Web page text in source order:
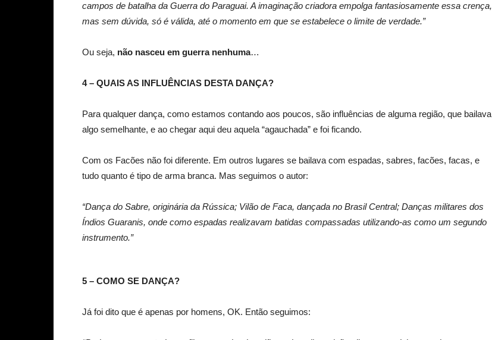
campos de batalha da Guerra do Paraguai. A imaginação criadora empolga fantasiosamente essa crença,
mas sem dúvida, só é válida, até o momento em que se estabelece o limite de verdade.”
Ou seja, não nasceu em guerra nenhuma…
4 – QUAIS AS INFLUÊNCIAS DESTA DANÇA?
Para qualquer dança, como estamos contando aos poucos, são influências de alguma região, que bailava
algo semelhante, e ao chegar aqui deu aquela “agauchada” e foi ficando.
Com os Facões não foi diferente. Em outros lugares se bailava com espadas, sabres, facões, facas, e
tudo quanto é tipo de arma branca. Mas seguimos o autor:
“Dança do Sabre, originária da Rússica; Vilão de Faca, dançada no Brasil Central; Danças militares dos
Índios Guaranis, onde como espadas realizavam batidas compassadas utilizando-as como um segundo
instrumento.”
5 – COMO SE DANÇA?
Já foi dito que é apenas por homens, OK. Então seguimos: